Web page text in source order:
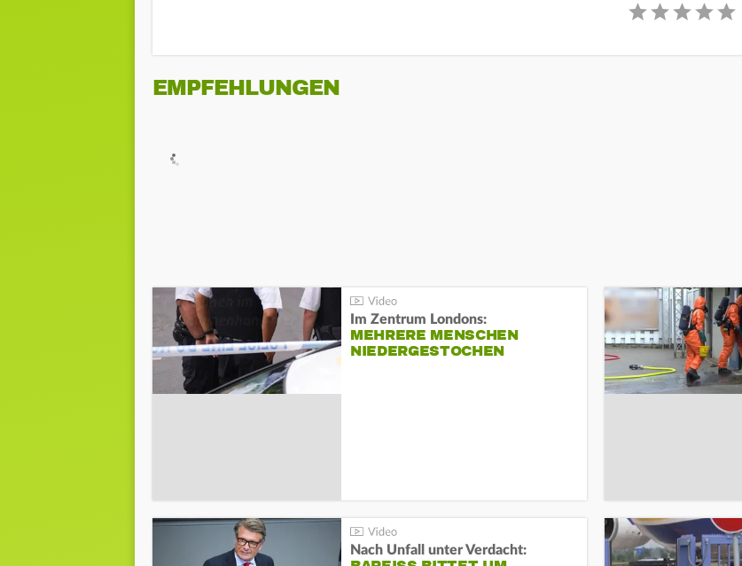
EMPFEHLUNGEN
Im Zentrum Londons:
MEHRERE MENSCHEN
NIEDERGESTOCHEN
Nach Unfall unter Verdacht: